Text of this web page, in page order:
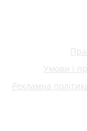
Умови і
Рекламна